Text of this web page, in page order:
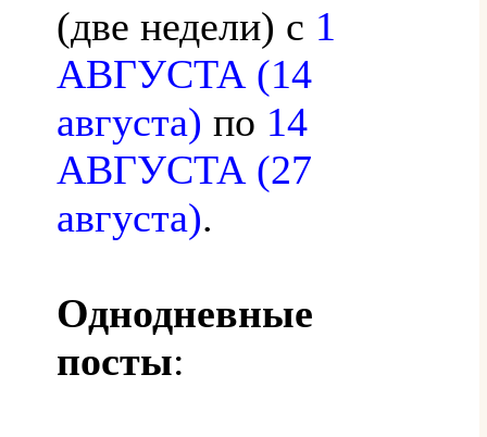
(две недели) с 1
АВГУСТА (14
августа) по 14
АВГУСТА (27
августа).
Однодневные
посты: